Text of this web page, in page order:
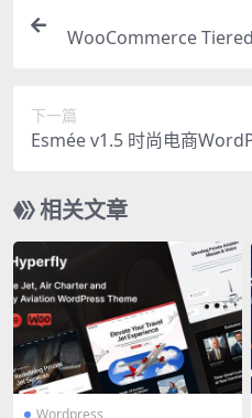
WooCommerce
下一篇
Esmée v1.5 时尚电商
相关文章